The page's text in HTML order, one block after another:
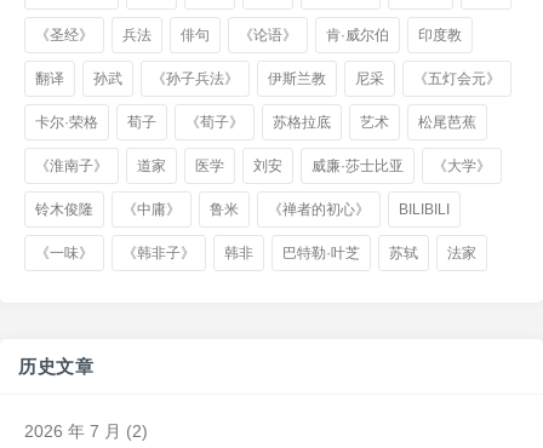
《圣经》 兵法 俳句 《论语》 肯·威尔伯 印度教
翻译 孙武 《孙子兵法》 伊斯兰教 尼采 《五灯会元》
卡尔·荣格 荀子 《荀子》 苏格拉底 艺术 松尾芭蕉
《淮南子》 道家 医学 刘安 威廉·莎士比亚 《大学》
铃木俊隆 《中庸》 鲁米 《禅者的初心》 BILIBILI
《一味》 《韩非子》 韩非 巴特勒·叶芝 苏轼 法家
历史文章
2026 年 7 月 (2)